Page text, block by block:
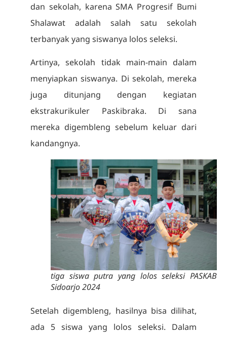
dan sekolah, karena SMA Progresif Bumi
Shalawat adalah salah satu sekolah
terbanyak yang siswanya lolos seleksi.
Artinya, sekolah tidak main-main dalam
menyiapkan siswanya. Di sekolah, mereka
juga ditunjang dengan kegiatan
ekstrakurikuler Paskibraka. Di sana
mereka digembleng sebelum keluar dari
kandangnya.
tiga siswa putra yang lolos seleksi PASKAB
Sidoarjo 2024
Setelah digembleng, hasilnya bisa dilihat,
ada 5 siswa yang lolos seleksi. Dalam